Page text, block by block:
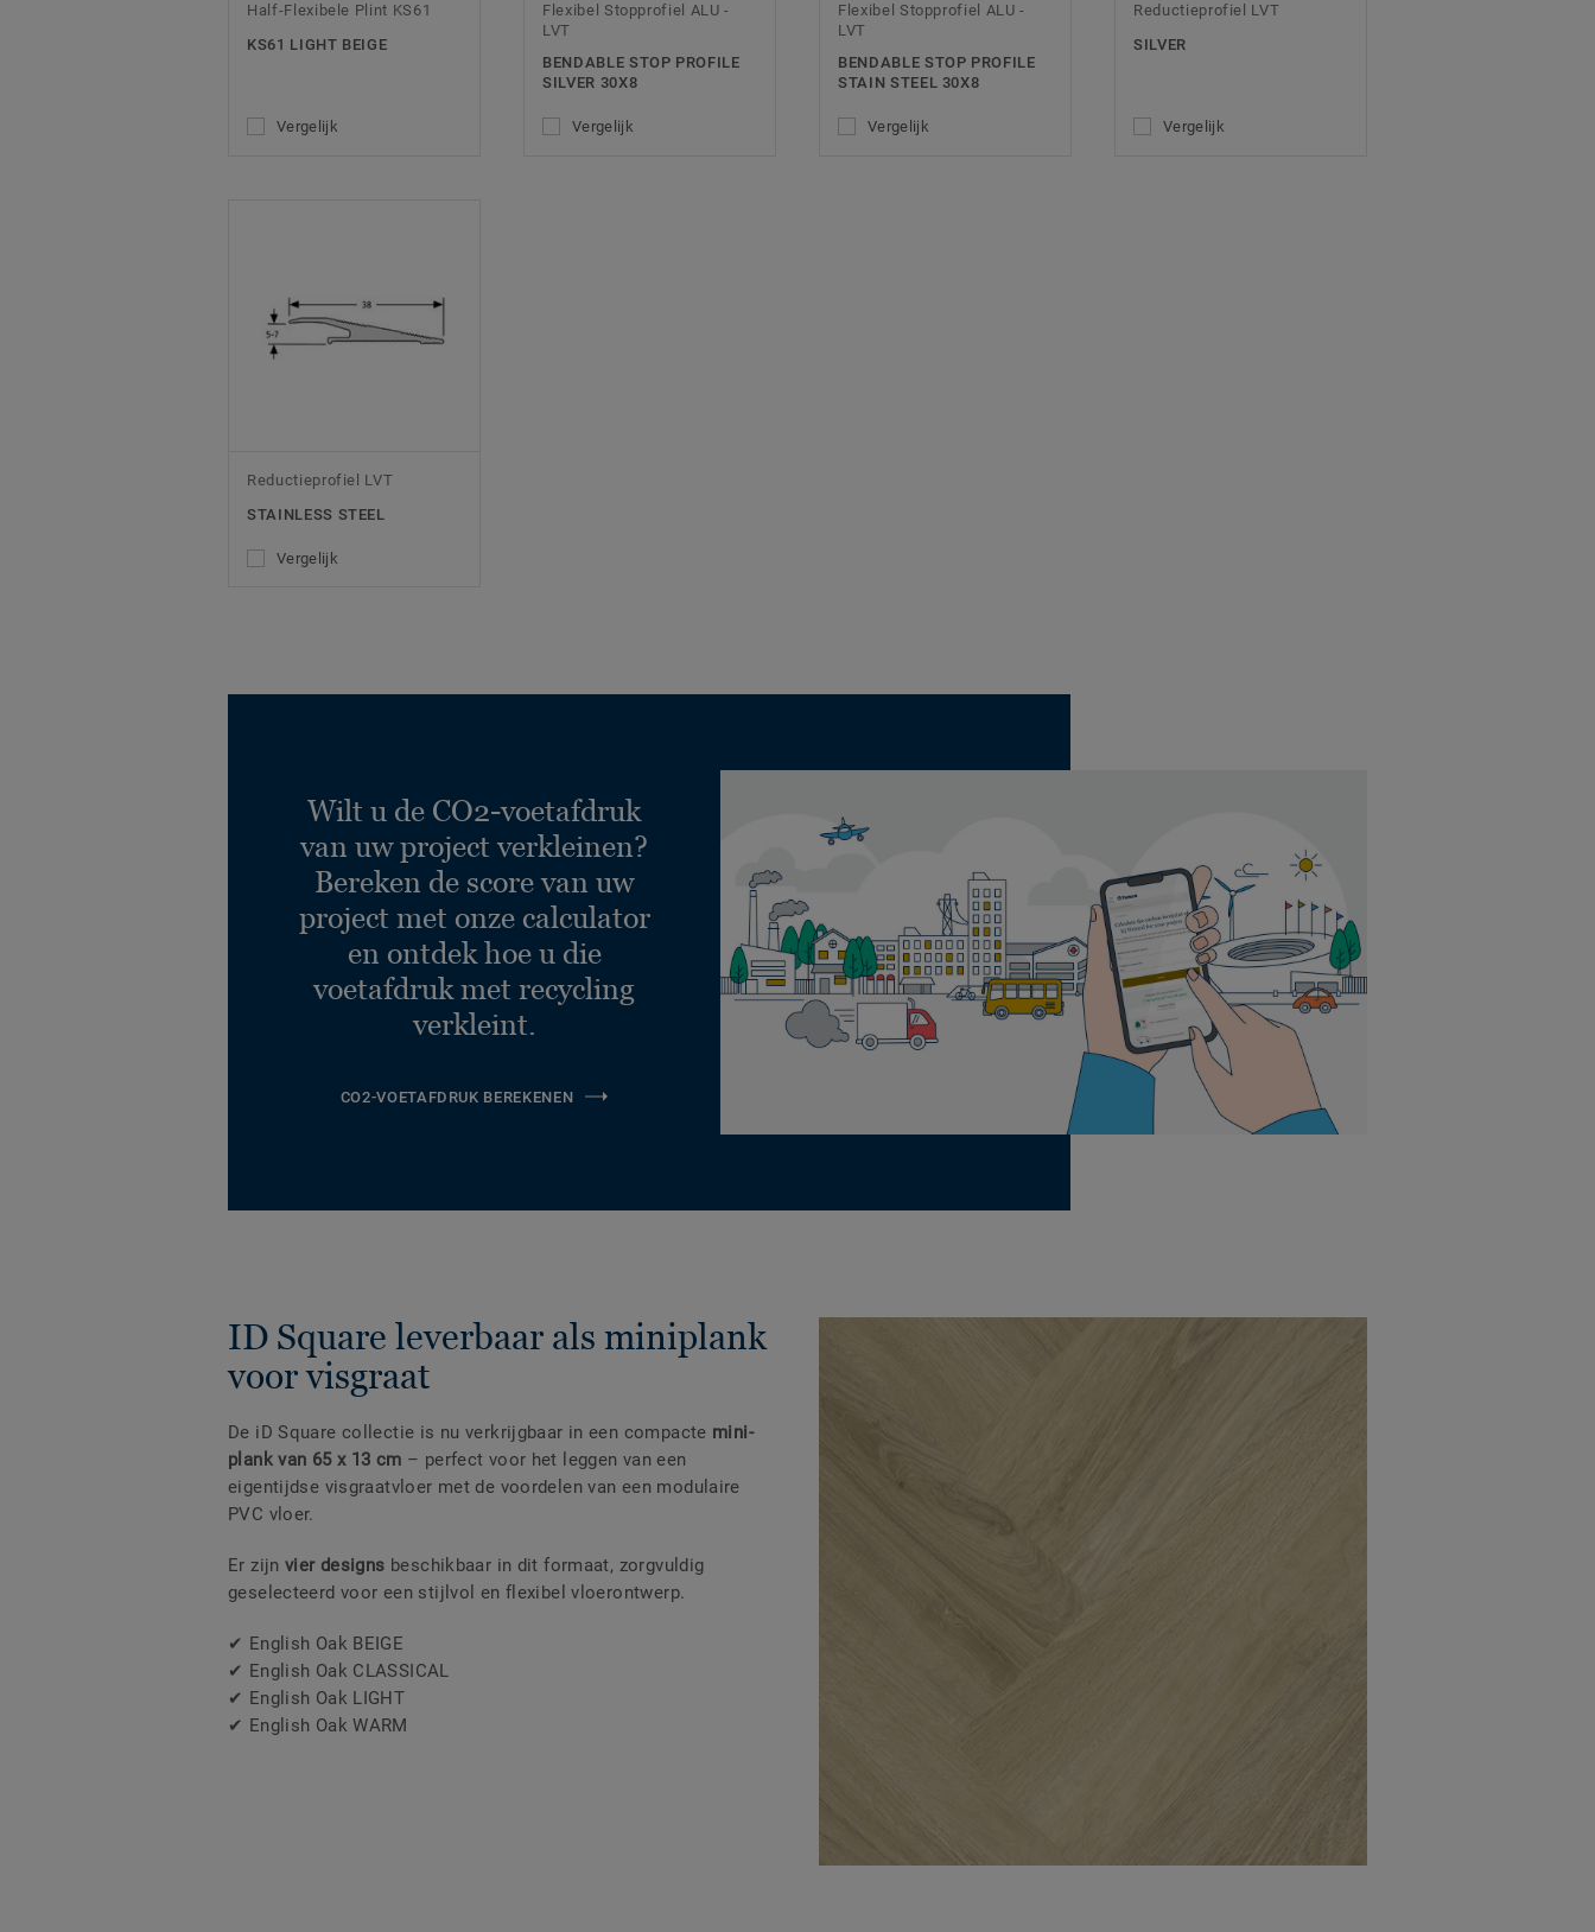
Half-Flexibele Plint KS61
KS61 LIGHT BEIGE
Vergelijk
Flexibel Stopprofiel ALU -
LVT
BENDABLE STOP PROFILE
SILVER 30X8
Vergelijk
Flexibel Stopprofiel ALU -
LVT
BENDABLE STOP PROFILE
STAIN STEEL 30X8
Vergelijk
Reductieprofiel LVT
SILVER
Vergelijk
Reductieprofiel LVT
STAINLESS STEEL
Vergelijk
Wilt u de CO2-voetafdruk
van uw project verkleinen?
Bereken de score van uw
project met onze calculator
en ontdek hoe u die
voetafdruk met recycling
verkleint.
CO2-VOETAFDRUK BEREKENEN
ID Square leverbaar als miniplank
voor visgraat
De iD Square collectie is nu verkrijgbaar in een compacte mini-
plank van 65 x 13 cm – perfect voor het leggen van een
eigentijdse visgraatvloer met de voordelen van een modulaire
PVC vloer.
Er zijnvier designs beschikbaar in dit formaat, zorgvuldig
geselecteerd voor een stijlvol en flexibel vloerontwerp.
✔ English Oak BEIGE
✔ English Oak CLASSICAL
✔ English Oak LIGHT
✔ English Oak WARM